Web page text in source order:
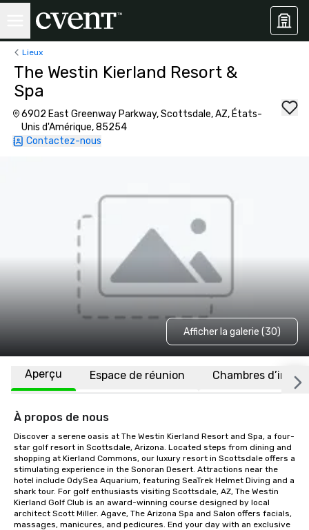
Lieux
The Westin Kierland Resort &
Spa
6902 East Greenway Parkway, Scottsdale, AZ, États-
Unis d'Amérique, 85254
Contactez-nous
Afficher la galerie (30)
Aperçu Espace de réunion Chambres
À propos de nous
Discover a serene oasis at The Westin Kierland Resort and Spa, a four-
star golf resort in Scottsdale, Arizona. Located steps from dining and
shopping at Kierland Commons, our luxury resort in Scottsdale offers a
stimulating experience in the Sonoran Desert. Attractions near the
hotel include OdySea Aquarium, featuring SeaTrek Helmet Diving and a
shark tour. For golf enthusiasts visiting Scottsdale, AZ, The Westin
Kierland Golf Club is an award-winning course designed by local
architect Scott Miller. Agave, The Arizona Spa and Salon offers facials,
massages, manicures, and pedicures. End your day with an exclusive